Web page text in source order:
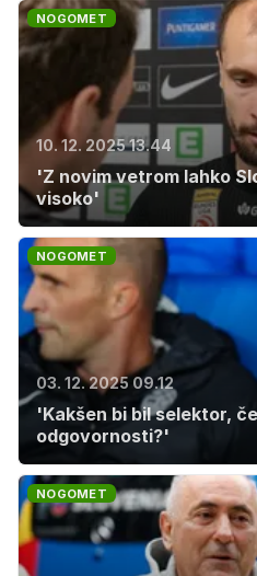
NOGOMET
10. 12. 2025 13.44
'Z novim vetrom lahko
visoko'
NOGOMET
03. 12. 2025 09.12
'Kakšen bi bil selektor,
odgovornosti?'
NOGOMET